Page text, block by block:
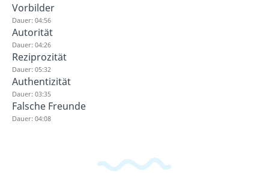
Vorbilder
Dauer: 04:56
Autorität
Dauer: 04:26
Reziprozität
Dauer: 05:32
Authentizität
Dauer: 03:35
Falsche Freunde
Dauer: 04:08